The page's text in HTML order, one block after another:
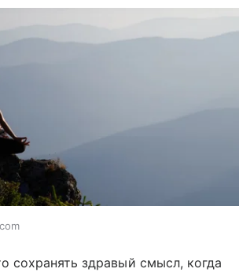
сохранять здравый смысл, когда